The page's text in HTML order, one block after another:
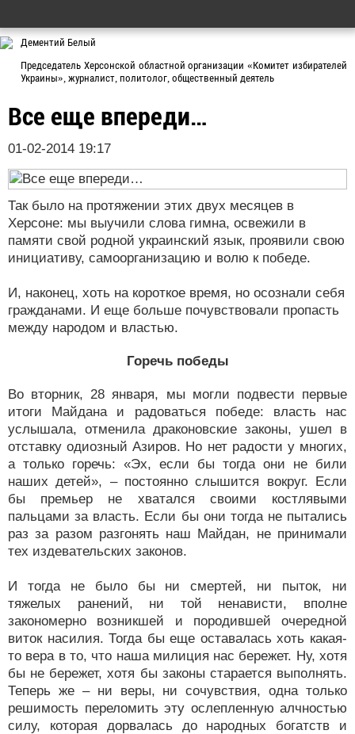
Дементий Белый
Председатель Херсонской областной организации «Комитет избирателей
Украины», журналист, политолог, общественный деятель
Все еще впереди…
01-02-2014 19:17
Так было на протяжении этих двух месяцев в
Херсоне: мы выучили слова гимна, освежили в
памяти свой родной украинский язык, проявили свою
инициативу, самоорганизацию и волю к победе.
И, наконец, хоть на короткое время, но осознали себя
гражданами. И еще больше почувствовали пропасть
между народом и властью.
Горечь победы
Во вторник, 28 января, мы могли подвести первые
итоги Майдана и радоваться победе: власть нас
услышала, отменила драконовские законы, ушел в
отставку одиозный Азиров. Но нет радости у многих,
а только горечь: «Эх, если бы тогда они не били
наших детей», – постоянно слышится вокруг. Если
бы премьер не хватался своими костлявыми
пальцами за власть. Если бы они тогда не пытались
раз за разом разгонять наш Майдан, не принимали
тех издевательских законов.
И тогда не было бы ни смертей, ни пыток, ни
тяжелых ранений, ни той ненависти, вполне
закономерно возникшей и породившей очередной
виток насилия. Тогда бы еще оставалась хоть какая-
то вера в то, что наша милиция нас бережет. Ну, хотя
бы не бережет, хотя бы законы старается выполнять.
Теперь же – ни веры, ни сочувствия, одна только
решимость переломить эту ослепленную алчностью
силу, которая дорвалась до народных богатств и